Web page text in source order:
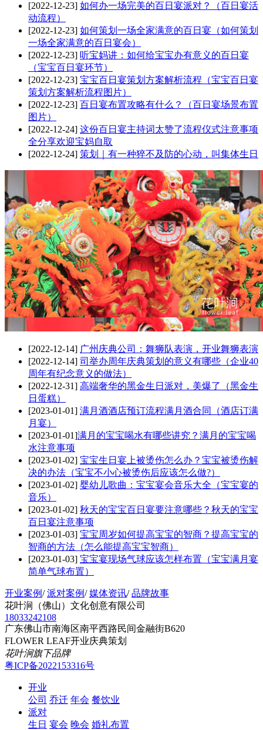
[2022-12-23] 如何办一场完美的百日宴派对？（百日宴活
动流程）
[2022-12-23] 如何策划一场全家满意的百日宴（如何策划
一场全家满意的百日宴会）
[2022-12-23] 听宝妈讲：如何给宝宝办有意义的百日宴
（宝宝百日宴环节）
[2022-12-23] 宝宝百日宴策划方案解析流程（宝宝百日宴
策划方案解析流程图片）
[2022-12-23] 百日宴布置攻略有什么？（百日宴场景布置
图片）
[2022-12-24] 这份百日宴主持词太赞了流程仪式注意事项
全分享欢迎宝妈自取
[2022-12-24] 策划｜有一种猝不及防的心动，叫集体生日
[2022-12-14] 广州庆典公司：舞狮队表演，开业舞狮表演
[2022-12-14] 司举办周年庆典策划的意义有哪些（企业40
周年有纪念意义的做法）
[2022-12-31] 高端奢华的黑金生日派对，美爆了（黑金生
日蛋糕）
[2023-01-01] 满月酒酒店预订流程满月酒合同（酒店订满
月宴）
[2023-01-01]​满月的宝宝喝水有哪些讲究？满月的宝宝喝
水注意事项
[2023-01-02] 宝宝生日宴上被烫伤怎么办？宝宝被烫伤解
决的办法（宝宝不小心被烫伤后应该怎么做?）
[2023-01-02] 婴幼儿歌曲：宝宝宴会音乐大全（宝宝宴的
音乐）
[2023-01-02] 秋天的宝宝百日宴要注意哪些？秋天的宝宝
百日宴注意事项
[2023-01-03] 宝宝周岁如何提高宝宝的智商？提高宝宝的
智商的方法（怎么能提高宝宝智商）
[2023-01-03] 宝宝宴现场气球应该怎样布置（宝宝满月宴
简单气球布置）
开业案例/ 派对案例/ 媒体资讯/ 品牌故事
花叶涧（佛山）文化创意有限公司
18033242108
广东佛山市南海区南平西路民间金融街B620
FLOWER LEAF开业庆典策划
花叶涧旗下品牌
粤ICP备2022153316号
开业
公司 乔迁 年会 餐饮业
派对
生日 宴会 晚会 婚礼布置